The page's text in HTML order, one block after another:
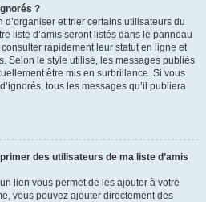
?
et trier certains utilisateurs du
liste d’amis seront listés dans le panneau
rapidement leur statut en ligne et
Selon le style utilisé, les messages publiés
être mis en surbrillance. Si vous
tous les messages qu’il publiera
des utilisateurs de ma liste d’amis
lien vous permet de les ajouter à votre
vous pouvez ajouter directement des